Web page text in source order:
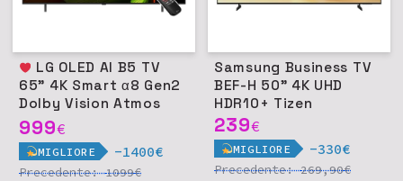
65" 4K Smart α8 Gen2
Dolby Vision Atmos
Gaming 120Hz
999€
MIGLIORE -1400€
Precedente:1099€
Samsung Business TV
BEF-H 50" 4K UHD
HDR10+ Tizen
239€
MIGLIORE -330€
Precedente:269,90€